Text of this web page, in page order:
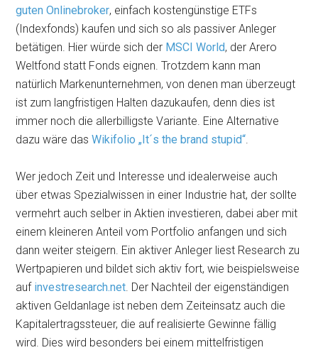
guten Onlinebroker, einfach kostengünstige ETFs
(Indexfonds) kaufen und sich so als passiver Anleger
betätigen. Hier würde sich der MSCI World, der Arero
Weltfond statt Fonds eignen. Trotzdem kann man
natürlich Markenunternehmen, von denen man überzeugt
ist zum langfristigen Halten dazukaufen, denn dies ist
immer noch die allerbilligste Variante. Eine Alternative
dazu wäre dasWikifolio „It´s the brand stupid“.
Wer jedoch Zeit und Interesse und idealerweise auch
über etwas Spezialwissen in einer Industrie hat, der sollte
vermehrt auch selber in Aktien investieren, dabei aber mit
einem kleineren Anteil vom Portfolio anfangen und sich
dann weiter steigern. Ein aktiver Anleger liest Research zu
Wertpapieren und bildet sich aktiv fort, wie beispielsweise
auf investresearch.net. Der Nachteil der eigenständigen
aktiven Geldanlage ist neben dem Zeiteinsatz auch die
Kapitalertragssteuer, die auf realisierte Gewinne fällig
wird. Dies wird besonders bei einem mittelfristigen